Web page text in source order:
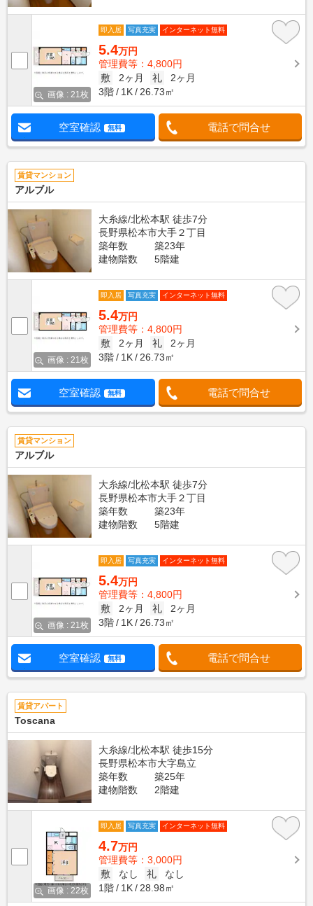
画像 : 21枚
即入居 写真充実 インターネット無料
5.4万円
管理費等：4,800円
敷
2ヶ月 礼
2ヶ月
3階
1K 26.73㎡
空室確認 無料 電話で問合せ
賃貸マンション
アルブル
大糸線/北松本駅 徒歩7分
長野県松本市大手２丁目
築年数
築23年
建物階数
5階建
画像 : 21枚
即入居 写真充実 インターネット無料
5.4万円
管理費等：4,800円
敷
2ヶ月 礼
2ヶ月
3階
1K 26.73㎡
空室確認 無料 電話で問合せ
賃貸マンション
アルブル
大糸線/北松本駅 徒歩7分
長野県松本市大手２丁目
築年数
築23年
建物階数
5階建
画像 : 21枚
即入居 写真充実 インターネット無料
5.4万円
管理費等：4,800円
敷
2ヶ月 礼
2ヶ月
3階
1K 26.73㎡
空室確認 無料 電話で問合せ
賃貸アパート
Toscana
大糸線/北松本駅 徒歩15分
長野県松本市大字島立
築年数
築25年
建物階数
2階建
画像 : 22枚
即入居 写真充実 インターネット無料
4.7万円
管理費等：3,000円
敷
なし 礼
なし
1階
1K 28.98㎡